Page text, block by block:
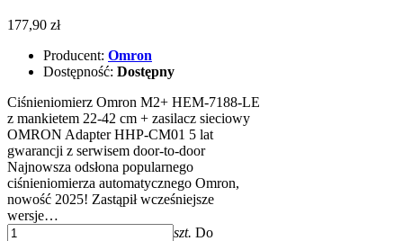
177,90 zł
Producent: Omron
Dostępność: Dostępny
Ciśnieniomierz Omron M2+ HEM-7188-LE
z mankietem 22-42 cm + zasilacz sieciowy
OMRON Adapter HHP-CM01 5 lat
gwarancji z serwisem door-to-door
Najnowsza odsłona popularnego
ciśnieniomierza automatycznego Omron,
nowość 2025! Zastąpił wcześniejsze
wersje…
szt. Do